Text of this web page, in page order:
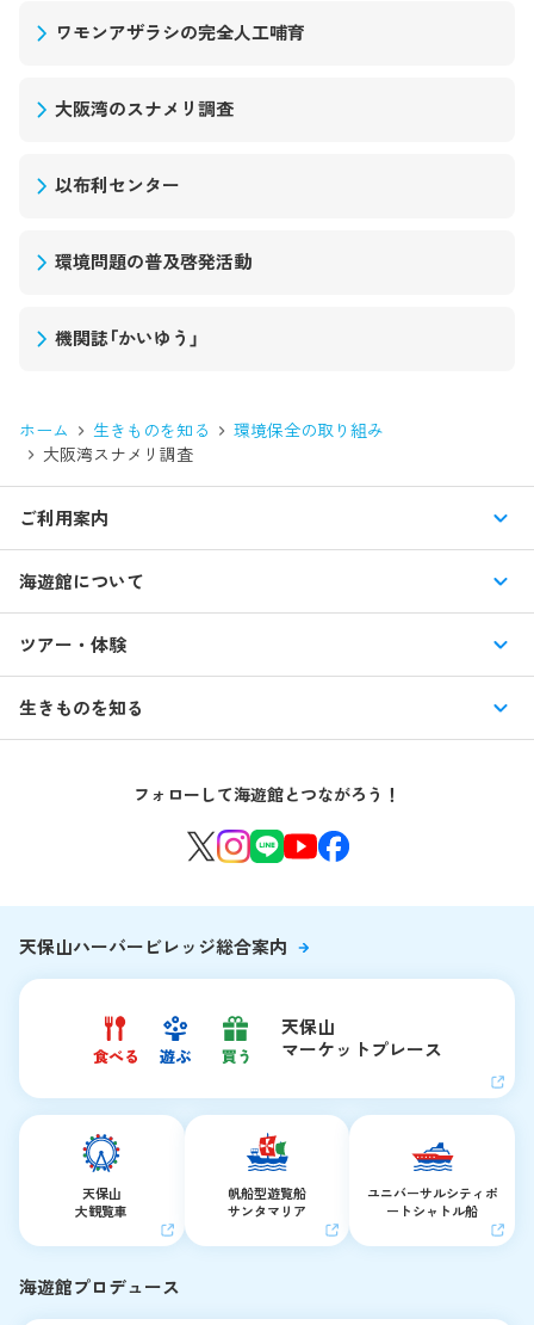
ワモンアザラシの完全人工哺育
大阪湾のスナメリ調査
以布利センター
環境問題の普及啓発活動
機関誌「かいゆう」
ホーム 生きものを知る
環境保全の取り組み
大阪湾スナメリ調査
ご利用案内
入館料・その他チケット
交通アクセス・駐車場
館内情報
よくある質問・お問い合わせ
海遊館について
特別企画展
はじめての海遊館
ツアー・体験
海遊館ガイドツアー
音声ガイド / 海遊館探検隊 すたんぷノート
生きものたちのお食事タイム
生きものを知る
環境保全への取り組みフォローして海遊館とつながろう！
天保山ハーバービレッジ総合案内
天保山
マーケットプレース
天保山
大観覧車
帆船型遊覧船
サンタマリア
ユニバーサルシティ ポ
ートシャトル船
海遊館プロデュース